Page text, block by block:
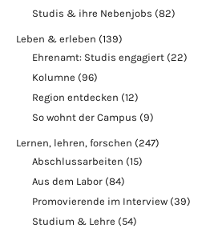
Studis & ihre Nebenjobs (82)
Leben & erleben (139)
Ehrenamt: Studis engagiert (22)
Kolumne (96)
Region entdecken (12)
So wohnt der Campus (9)
Lernen, lehren, forschen (247)
Abschlussarbeiten (15)
Aus dem Labor (84)
Promovierende im Interview (39)
Studium & Lehre (54)